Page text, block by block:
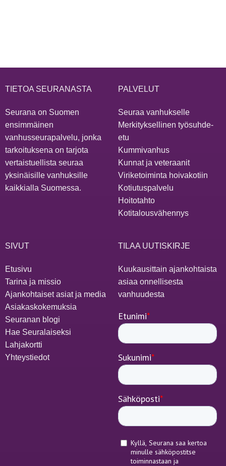
TIETOA SEURANASTA
Seurana on Suomen
ensimmäinen
vanhusseurapalvelu, jonka
tarkoituksena on tarjota
vertaistuellista seuraa
yksinäisille vanhuksille
kaikkialla Suomessa.
PALVELUT
Seuraa vanhukselle
Merkityksellinen työsuhde-
etu
Kummivanhus
Kunnat ja veteraanit
Viriketoiminta hoivakotiin
Kotiutuspalvelu
Hoitotahto
Kotitalousvähennys
SIVUT
Etusivu
Tarina ja missio
Ajankohtaiset asiat ja media
Asiakaskokemuksia
Seuranan blogi
Hae Seuralaiseksi
Lahjakortti
Yhteystiedot
TILAA UUTISKIRJE
Kuukausittain ajankohtaista
asiaa onnellisesta
vanhuudesta